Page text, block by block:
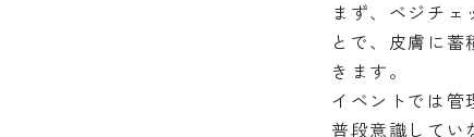
まず、ベジチ
とで、皮膚に
きます。
イベントでは管
普段意識してい